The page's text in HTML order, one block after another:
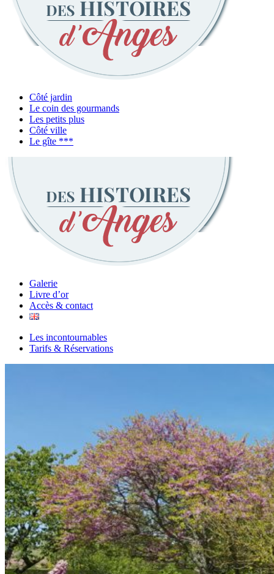
Côté jardin
Le coin des gourmands
Les petits plus
Côté ville
Le gîte ***
Galerie
Livre d’or
Accès & contact
Les incontournables
Tarifs & Réservations